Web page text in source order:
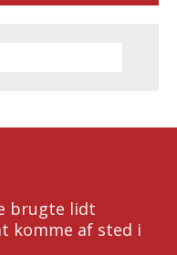
brugte lidt
komme af sted i